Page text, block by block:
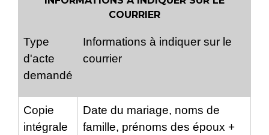
COURRIER
Type
d'acte
demandé
Informations à indiquer sur le
courrier
Copie
intégrale
Date du mariage, noms de
famille, prénoms des époux +